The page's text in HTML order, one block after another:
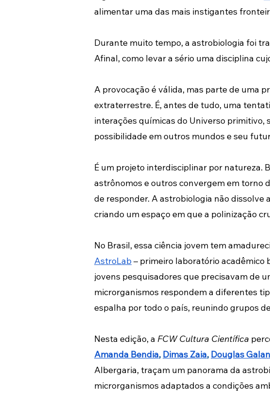
alimentar uma das mais instigantes
Durante muito tempo, a astrobiologia foi
Afinal, como levar a sério uma disciplina
A provocação é válida, mas parte de uma
extraterrestre. É, antes de tudo, uma
interações químicas do Universo primitivo,
possibilidade em outros mundos e seu
É um projeto interdisciplinar por natureza.
astrônomos e outros convergem em torno
de responder. A astrobiologia não dissolve
criando um espaço em que a polinização
No Brasil, essa ciência jovem tem
AstroLab – primeiro laboratório acadêmico
jovens pesquisadores que precisavam de
microrganismos respondem a diferentes
espalha por todo o país, reunindo grupos
Nesta edição, a FCW Cultura Científica
Amanda Bendia, Dimas Zaia, Douglas
Albergaria, traçam um panorama da
microrganismos adaptados a condições